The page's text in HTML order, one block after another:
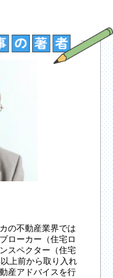
の不動産業界では
ローカー（住宅ロ
スペクター（住宅
上前から取り入れ
産アドバイスを行